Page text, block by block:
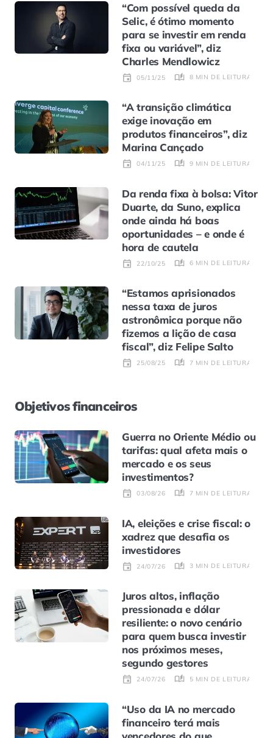
“Com possível queda da
Selic, é ótimo momento
para se investir em renda
fixa ou variável”, diz
Charles Mendlowicz
05/11/25 8 MIN DE LEITURA
“A transição climática
exige inovação em
produtos financeiros”, diz
Marina Cançado
04/11/25 9 MIN DE LEITURA
Da renda fixa à bolsa: Vitor
Duarte, da Suno, explica
onde ainda há boas
oportunidades – e onde é
hora de cautela
22/10/25 6 MIN DE LEITURA
“Estamos aprisionados
nessa taxa de juros
astronômica porque não
fizemos a lição de casa
fiscal”, diz Felipe Salto
25/08/25 7 MIN DE LEITURA
Objetivos financeiros
Guerra no Oriente Médio ou
tarifas: qual afeta mais o
mercado e os seus
investimentos?
03/08/26 7 MIN DE LEITURA
IA, eleições e crise fiscal: o
xadrez que desafia os
investidores
24/07/26 3 MIN DE LEITURA
Juros altos, inflação
pressionada e dólar
resiliente: o novo cenário
para quem busca investir
nos próximos meses,
segundo gestores
24/07/26 5 MIN DE LEITURA
“Uso da IA no mercado
financeiro terá mais